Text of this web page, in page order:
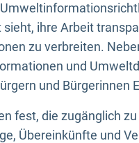
ihre Arbeit
zu verbreiten.
und
und Bürgerinnen
fest, die zugänglich
Übereinkünfte und